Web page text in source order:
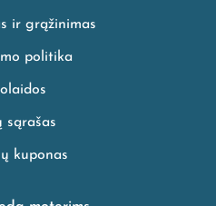
ir grąžinimas
politika
sąrašas
kuponas